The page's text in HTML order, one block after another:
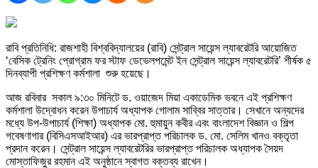
রাবি প্রতিনিধি: রাজশাহী বিশ্ববিদ্যালয়ের (রাবি) সেন্ট্রাল সায়েন্স ল্যাবরেটরি আয়োজিত
‘বেসিক ট্রেনিং প্রোগ্রাম ফর স্টাফ ডেভেলপমেন্ট ইন সেন্ট্রাল সায়েন্স ল্যাবরেটরি’ শীর্ষক ৫
দিনব্যাপী প্রশিক্ষণ কর্মশালা শুরু হয়েছে।
আজ রবিবার সকাল ৯:৩০ মিনিটে ড. ওয়াজেদ মিয়া একাডেমিক ভবনে এই প্রশিক্ষণ
কর্মশালা উদ্বোধন করেন উপাচার্য অধ্যাপক গোলাম সাব্বির সাত্তার। সেখানে অন্যদের
মধ্যে উপ-উপাচার্য (শিক্ষা) অধ্যাপক মো. হুমায়ুন কবীর এবং বাংলাদেশ বিজ্ঞান ও শিল্প
গবেষণাগার (বিসিএসআইআর) এর ভারপ্রাপ্ত পরিচালক ড. মো. সেলিম খানও বক্তৃতা
প্রদান করেন। সেন্ট্রাল সায়েন্স ল্যাবরেটরির ভারপ্রাপ্ত পরিচালক অধ্যাপক সৈয়দ
মোস্তাফিজুর রহমান এই অনুষ্ঠানে স্বাগত বক্তব্য রাখেন।